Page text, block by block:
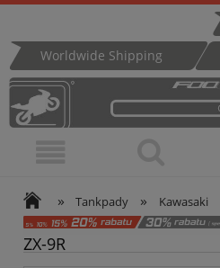
Worldwide Shipping
» Tankpady » Kawasaki
ZX-9R